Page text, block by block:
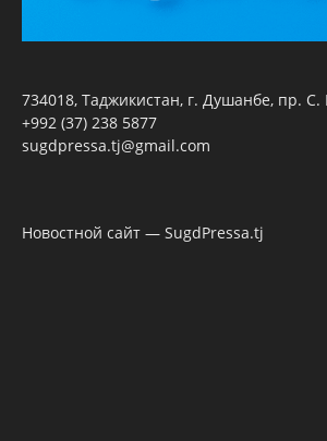
734018, Таджикистан, г. Душанбе, пр.
+992 (37) 238 5877
sugdpressa.tj@gmail.com
Новостной сайт — SugdPressa.tj